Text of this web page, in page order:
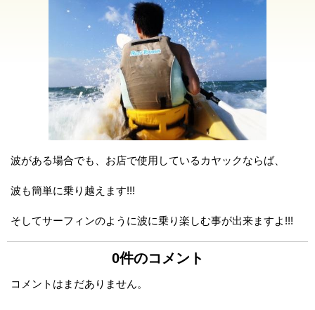
波がある場合でも、お店で使用しているカヤックならば、
波も簡単に乗り越えます!!!
そしてサーフィンのように波に乗り楽しむ事が出来ますよ!!!
0件のコメント
コメントはまだありません。